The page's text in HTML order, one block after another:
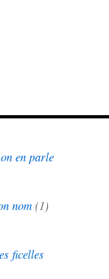
en parle
nom(1)
ficelles